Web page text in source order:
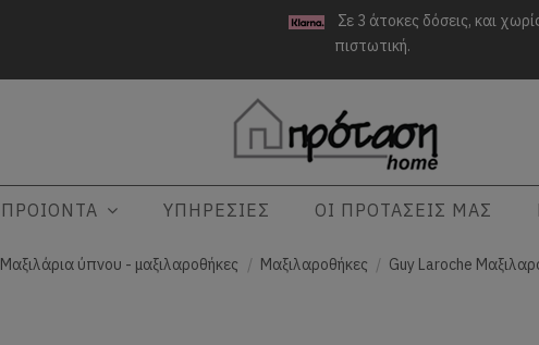
Σε 3 άτοκες δόσεις, και
πιστωτική.
ΠΡΟΙΟΝΤΑ ΥΠΗΡΕΣΙΕΣ ΟΙ ΠΡΟΤΑΣΕΙΣ ΜΑΣ
Μαξιλάρια ύπνου - μαξιλαροθήκες Μαξιλαροθήκες Guy Laroche